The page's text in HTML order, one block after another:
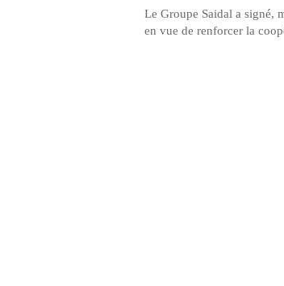
Le Groupe Saidal a signé,
en vue de renforcer la